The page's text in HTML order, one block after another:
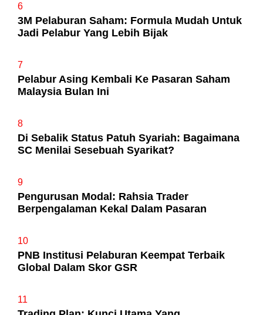
6
3M Pelaburan Saham: Formula Mudah Untuk
Jadi Pelabur Yang Lebih Bijak
7
Pelabur Asing Kembali Ke Pasaran Saham
Malaysia Bulan Ini
8
Di Sebalik Status Patuh Syariah: Bagaimana
SC Menilai Sesebuah Syarikat?
9
Pengurusan Modal: Rahsia Trader
Berpengalaman Kekal Dalam Pasaran
10
PNB Institusi Pelaburan Keempat Terbaik
Global Dalam Skor GSR
11